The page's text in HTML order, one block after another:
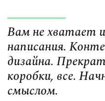
Вам не хватает
написания.
дизайна.
коробки, все.
смыслом.